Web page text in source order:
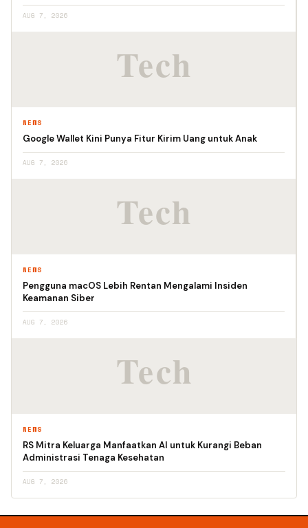
AUG 7, 2026
NEWS
Google Wallet Kini Punya Fitur Kirim Uang untuk Anak
AUG 7, 2026
NEWS
Pengguna macOS Lebih Rentan Mengalami Insiden
Keamanan Siber
AUG 7, 2026
NEWS
RS Mitra Keluarga Manfaatkan AI untuk Kurangi Beban
Administrasi Tenaga Kesehatan
AUG 7, 2026